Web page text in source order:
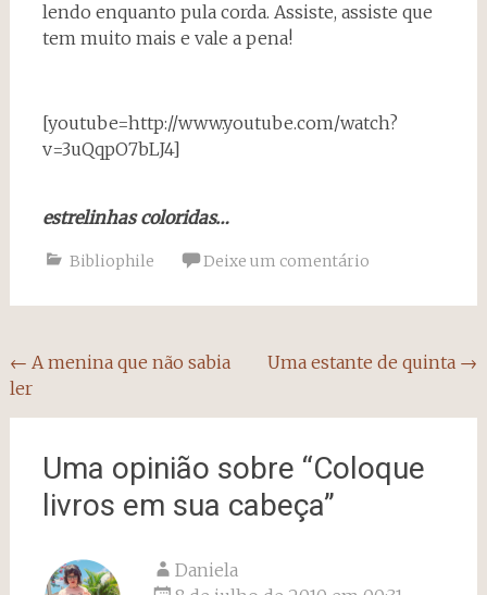
lendo enquanto pula corda. Assiste, assiste que
tem muito mais e vale a pena!
[youtube=http://www.youtube.com/watch?
v=3uQqpO7bLJ4]
estrelinhas coloridas…
Bibliophile Deixe um comentário
Navegação
do
← A menina que não sabia
ler
Uma estante de quinta →
Uma opinião sobre “Coloque
livros em sua cabeça”
Daniela